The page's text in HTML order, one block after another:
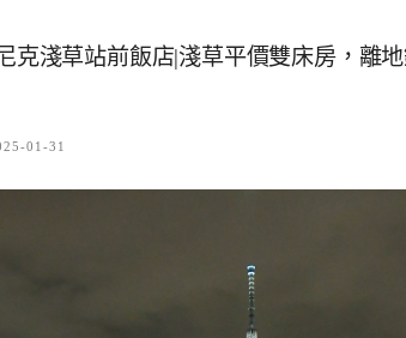
克淺草站前飯店|淺草平價雙床房，離
01-31